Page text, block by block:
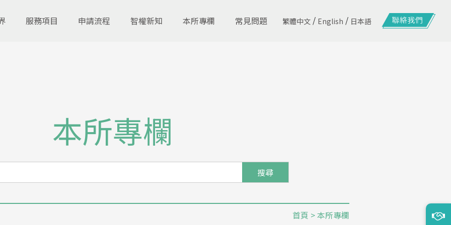
服務項目 申請流程 智權新知 本所專欄 常見問題 繁體中文 / English / 日本語
本所專欄
搜尋
首頁 > 本所專欄